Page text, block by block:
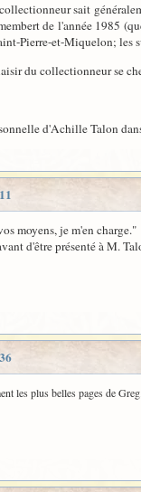
sait
de l'année 1985
Pierre-et-Miquelon; les
du collectionneur se
d'Achille Talon
moyens, je m'en charge."
d'être présenté à M.
les plus belles pages de Greg.